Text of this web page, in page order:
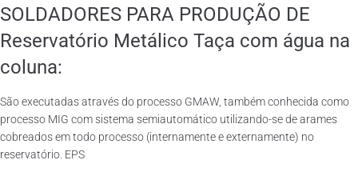
SOLDADORES PARA PRODUÇÃO DE
Reservatório Metálico Taça com água na
coluna:
São executadas através do processo GMAW, também conhecida como
processo MIG com sistema semiautomático utilizando-se de arames
cobreados em todo processo (internamente e externamente) no
reservatório. EPS